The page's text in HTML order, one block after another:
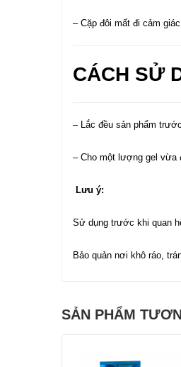
– Cặp đôi mất đi cảm
CÁCH SỬ
– Lắc đều sản phẩm
– Cho một lượng gel vừa
Lưu ý:
Sử dụng trước khi quan
Bảo quản nơi khô ráo,
SẢN PHẨM